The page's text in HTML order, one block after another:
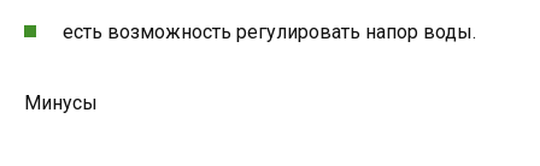
есть возможность регулировать напор воды.
Минусы